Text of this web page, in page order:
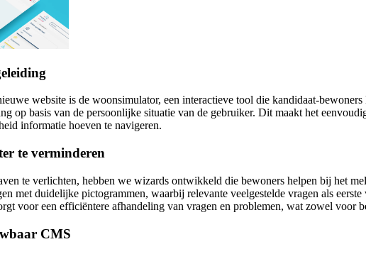
website is de woonsimulator, een interactieve tool die kandidaat-
op basis van de persoonlijke situatie van de gebruiker. Dit maakt het
informatie hoeven te navigeren.
te verminderen
te verlichten, hebben we wizards ontwikkeld die bewoners helpen bij het
met duidelijke pictogrammen, waarbij relevante veelgestelde vragen als
voor een efficiëntere afhandeling van vragen en problemen, wat zowel voor
CMS